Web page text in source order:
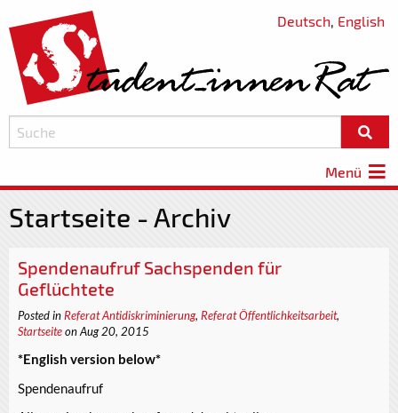
Deutsch, English
Menü
Startseite - Archiv
Spendenaufruf Sachspenden für
Geflüchtete
Posted inReferat Antidiskriminierung, Referat Öffentlichkeitsarbeit,
Startseiteon Aug 20, 2015
*English version below*
Spendenaufruf